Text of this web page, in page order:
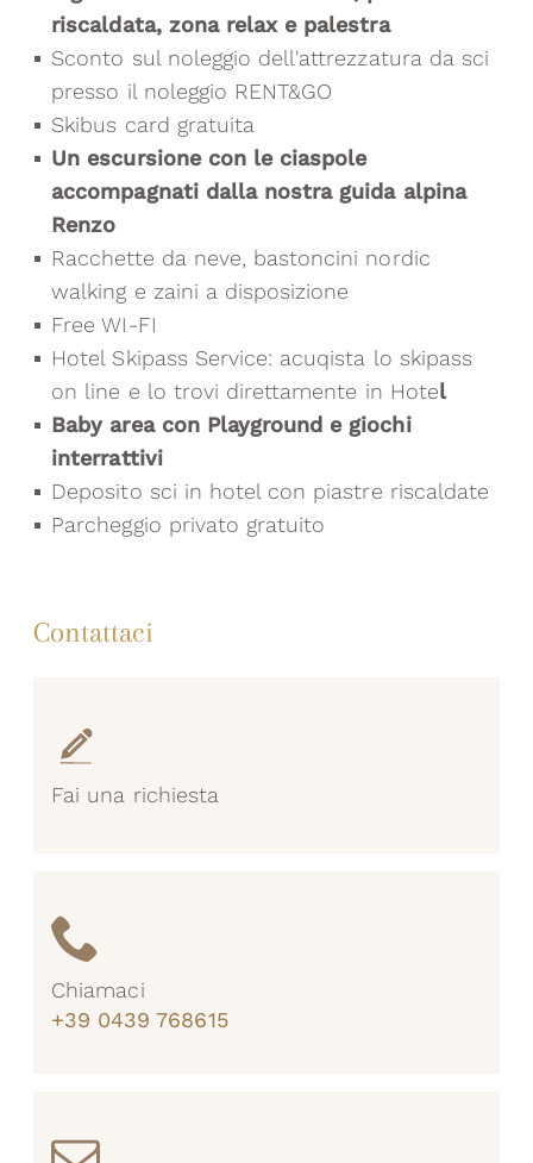
riscaldata, zona relax e palestra
Sconto sul noleggio dell'attrezzatura da sci
presso il noleggio RENT&GO
Skibus card gratuita
Un escursione con le ciaspole
accompagnati dalla nostra guida alpina
Renzo
Racchette da neve, bastoncini nordic
walking e zaini a disposizione
Free WI-FI
Hotel Skipass Service: acuqista lo skipass
on line e lo trovi direttamente in Hotel
Baby area con Playground e giochi
interrattivi
Deposito sci in hotel con piastre riscaldate
Parcheggio privato gratuito
Contattaci
Fai una richiesta
Chiamaci
+39 0439 768615